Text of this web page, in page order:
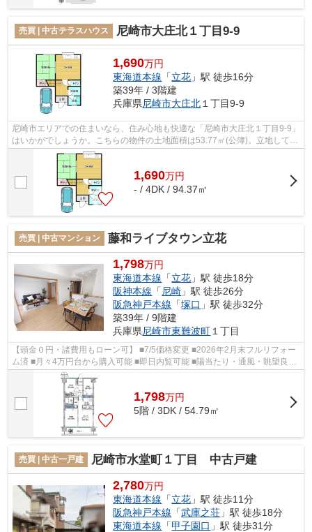
売買 | 中古テラスハウス 尼崎市大庄北１丁目9-9
1,690万円
東海道本線 「立花 」駅 徒歩16分
築39年 / 3階建
兵庫県尼崎市大庄北 １丁目9-9
尼崎市エリアでの住まいなら、住み心地も快適な「尼崎市大庄北１丁目9-9」
はいかがでしょうか。こちらの物件の土地面積は53.77㎡(公簿)。立地してい
る第一種住居地域は、住居の環境を...
1,690万円
- / 4DK / 94.37㎡
売買 | 中古マンション 藤和ライブタウン立花
1,798万円
東海道本線 「立花 」駅 徒歩18分
阪神本線 「 尼崎 」駅 徒歩26分
阪急神戸本線 「塚口 」駅 徒歩32分
築39年 / 9階建
兵庫県尼崎市東難波町 １丁目
【頭金０円・諸費用もローン可】 ■7/5価格変更 ■2026年2月末フルリフォー
ム済 ■月々4万円台から購入可能 ■即日内覧可能 ■陽当たり・通風・眺望良好
■食洗機・浴室乾燥機など設備充実...
1,798万円
5階 / 3DK / 54.79㎡
売買 | 中古一戸建 尼崎市水堂町１丁目 中古戸建
2,780万円
東海道本線 「立花 」駅 徒歩11分
阪急神戸本線 「武庫之荘 」駅 徒歩18分
東海道本線 「甲子園口 」駅 徒歩31分